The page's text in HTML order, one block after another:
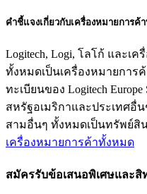
คำชี้แจงเกี่ยวกับเครื่องหมายการค้
Logitech, Logi, โลโก้ และเ
ทั้งหมดเป็นเครื่องหมายการ
ทะเบียนของ Logitech
สหรัฐอเมริกาและประเทศอื่
สามอื่นๆ ทั้งหมดเป็นทรัพย์สิ
เครื่องหมายการค้าทั้งหมด
สมัครรับข้อเสนอพิเศษและ